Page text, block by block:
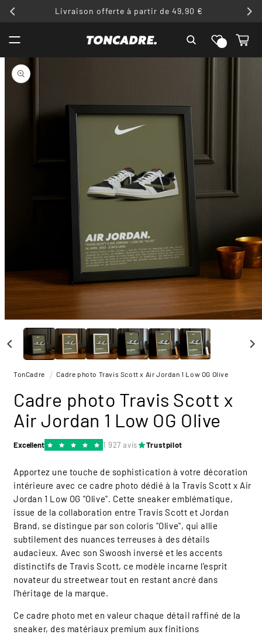
Livraison offerte à partir de 49,90 €
Liste de
souhaits
Panier
PASSER AUX
INFORMATIONS
PRODUITS
média
fenêtre
TonCadre Cadre photo Travis Scott x Air Jordan 1 Low OG Olive
Cadre photo Travis Scott x
Air Jordan 1 Low OG Olive
Excellent 1 927 avis Trustpilot
Apportez une touche de sophistication à votre décoration
intérieure avec ce cadre photo dédié à la Travis Scott x Air
Jordan 1 Low OG "Olive". Cette sneaker emblématique,
issue de la collaboration entre Travis Scott et Jordan
Brand, se distingue par son coloris "Olive", qui allie
subtilement des nuances terreuses à des détails
audacieux. Avec son Swoosh inversé et les accents
distinctifs de Travis Scott, ce modèle incarne l'esprit
novateur du streetwear tout en restant ancré dans
l'héritage de la marque.
Ce cadre photo met en valeur chaque détail raffiné de la
sneaker, des matériaux premium aux finitions